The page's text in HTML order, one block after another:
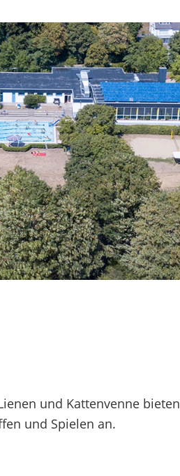
und Kattenvenne bieten
und Spielen an.